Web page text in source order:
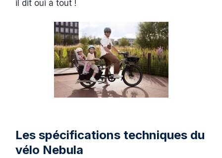
il dit oui à tout !
Les spécifications techniques du
vélo Nebula